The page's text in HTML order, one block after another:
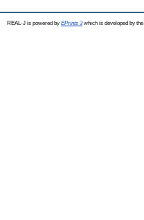
REAL-J is powered by EPrints 3which is developed by the